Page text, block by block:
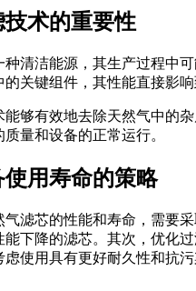
术的重要性
种清洁能源，其生产过程中
关键组件，其性能直接影响
能够有效地去除天然气中的
量和设备的正常运行。
使用寿命的策略
气滤芯的性能和寿命，需要
能下降的滤芯。其次，优化
虑使用具有更好耐久性和抗